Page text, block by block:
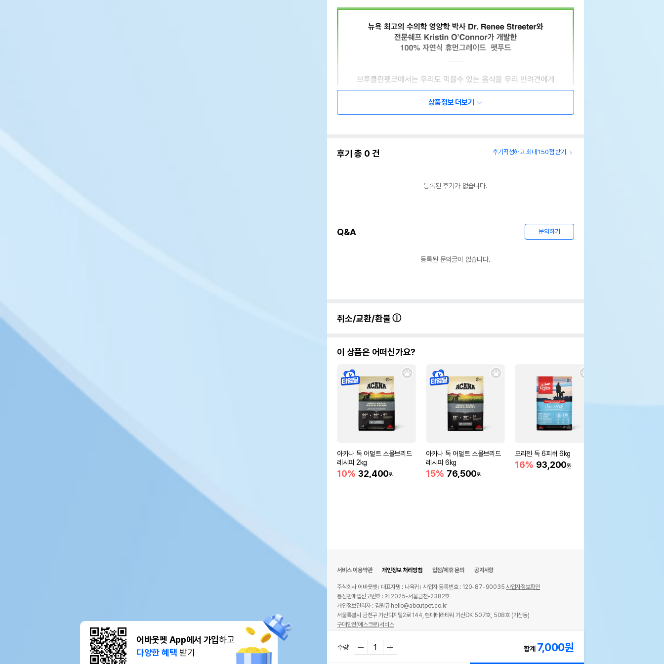
어바웃펫 App에서 가입하고
다양한 혜택 받기
상품정보 더보기
후기 총 0 건 후기작성하고 최대 150점 받기
등록된 후기가 없습니다.
Q&A 문의하기
등록된 문의글이 없습니다.
취소/교환/환불
이 상품은 어떠신가요?
아카나 독 어덜트 스몰브리드
레시피 2kg
10% 32,400원
아카나 독 어덜트 스몰브리드
레시피 6kg
15% 76,500원
오리젠 독 6피쉬 6kg
16% 93,200원
수량 합계 7,000원
서비스 이용약관 개인정보 처리방침 입점/제휴 문의 공지사항
주식회사 어바웃펫 대표자명 : 나옥귀 사업자 등록번호 : 120-87-90035사업자정보확인
통신판매업신고번호 : 제 2025-서울금천-2382호
개인정보관리자 : 김원규 hello@aboutpet.co.kr
서울특별시 금천구 가산디지털2로 144, 현대테라타워 가산DK 507호, 508호 (가산동)
구매안전(에스크로)서비스